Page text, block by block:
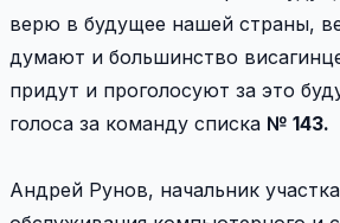
верю в будущее нашей страны,
думают и большинство
придут и проголосуют за это
голоса за команду списка № 143.
Андрей Рунов, начальник